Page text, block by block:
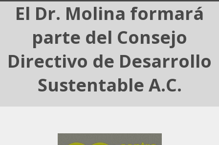
El Dr. Molina formará
parte del Consejo
Directivo de Desarrollo
Sustentable A.C.